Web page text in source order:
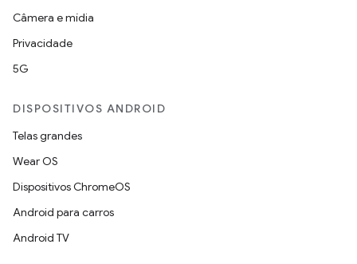
Câmera e mídia
Privacidade
5G
DISPOSITIVOS ANDROID
Telas grandes
Wear OS
Dispositivos ChromeOS
Android para carros
Android TV